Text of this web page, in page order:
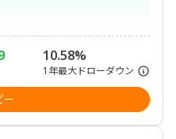
10.58%
1年最大ドローダウン
ー